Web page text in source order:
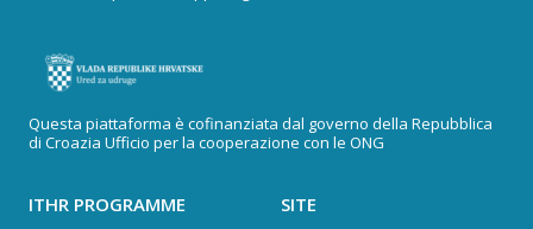
Questa piattaforma è cofinanziata dal governo della Repubblica
di Croazia Ufficio per la cooperazione con le ONG
ITHR PROGRAMME
SITE